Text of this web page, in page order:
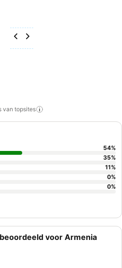
van topsites
voor Armenia
54%
35%
11%
0%
0%